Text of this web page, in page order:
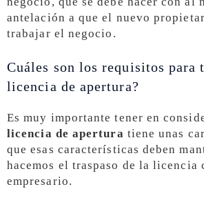
antelación a que el nuevo
trabajar el negocio.
Cuáles son los requisitos para
licencia de apertura?
Es muy importante tener en
licencia de apertura tiene unas
que esas características deben
hacemos el traspaso de la licencia
empresario.